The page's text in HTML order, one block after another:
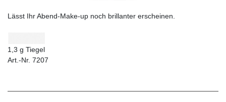
Lässt Ihr Abend-Make-up noch brillanter erscheinen.
1,3 g Tiegel
Art.-Nr. 7207